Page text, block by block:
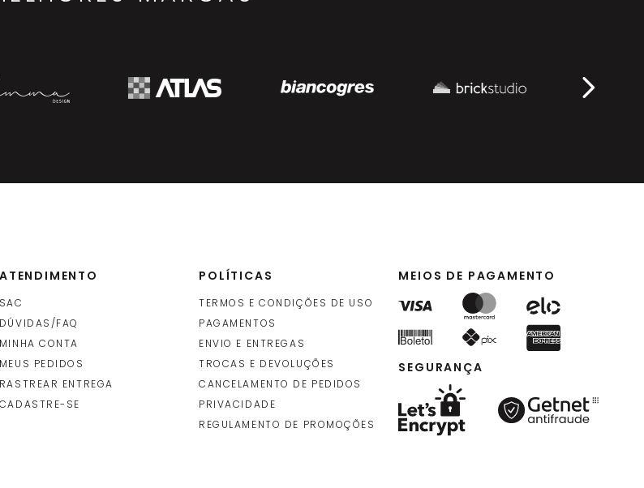
UNIDADE (S)
ADICIONAR
138, 90
(cada unidade)
ATENDIMENTO
SAC
DÚVIDAS/FAQ
MINHA CONTA
MEUS PEDIDOS
RASTREAR ENTREGA
CADASTRE-SE
POLÍTICAS
TERMOS E CONDIÇÕES DE USO
PAGAMENTOS
ENVIO E ENTREGAS
TROCAS E DEVOLUÇÕES
CANCELAMENTO DE PEDIDOS
PRIVACIDADE
REGULAMENTO DE PROMOÇÕES
MEIOS DE PAGAMENTO
SEGURANÇA